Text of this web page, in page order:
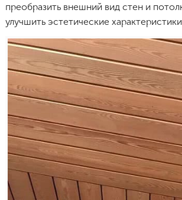
преобразить внешний вид стен и
улучшить эстетические